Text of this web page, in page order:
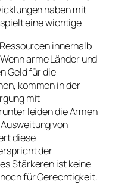
haben mit
eine wichtige
innerhalb
arme Länder und
Geld für die
kommen in der
mit
leiden die Armen
von
diese
der
Stärkeren ist keine
für Gerechtigkeit.